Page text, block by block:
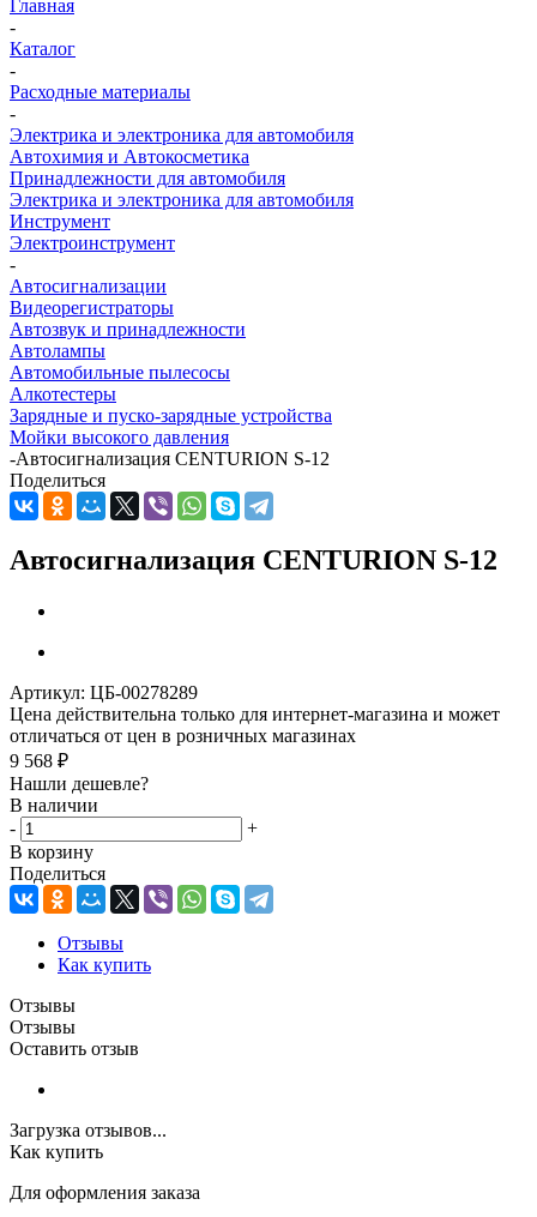
Главная
-
Каталог
-
Расходные материалы
-
Электрика и электроника для автомобиля
Автохимия и Автокосметика
Принадлежности для автомобиля
Электрика и электроника для автомобиля
Инструмент
Электроинструмент
-
Автосигнализации
Видеорегистраторы
Автозвук и принадлежности
Автолампы
Автомобильные пылесосы
Алкотестеры
Зарядные и пуско-зарядные устройства
Мойки высокого давления
-Автосигнализация CENTURION S-12
Поделиться
Автосигнализация CENTURION S-12
Артикул: ЦБ-00278289
Цена действительна только для интернет-магазина и может
отличаться от цен в розничных магазинах
9 568 ₽
Нашли дешевле?
В наличии
-
+
В корзину
Поделиться
Отзывы
Как купить
Отзывы
Отзывы
Оставить отзыв
Загрузка отзывов...
Как купить
Для оформления заказа